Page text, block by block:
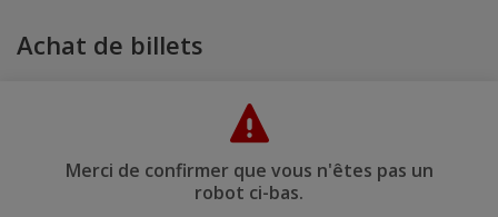
Achat de billets
Merci de confirmer que vous n'êtes pas un
robot ci-bas.